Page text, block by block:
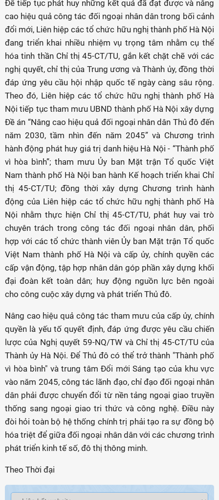
Để tiếp tục phát huy những kết quả đã đạt được và nâng
cao hiệu quả công tác đối ngoại nhân dân trong bối cảnh
đổi mới, Liên hiệp các tổ chức hữu nghị thành phố Hà Nội
đang triển khai nhiều nhiệm vụ trọng tâm nhằm cụ thể
hóa tinh thần Chỉ thị 45-CT/TU, gắn kết chặt chẽ với các
nghị quyết, chỉ thị của Trung ương và Thành ủy, đồng thời
đáp ứng yêu cầu hội nhập quốc tế ngày càng sâu rộng.
Theo đó, Liên hiệp các tổ chức hữu nghị thành phố Hà
Nội tiếp tục tham mưu UBND thành phố Hà Nội xây dựng
Đề án “Nâng cao hiệu quả đối ngoại nhân dân Thủ đô đến
năm 2030, tầm nhìn đến năm 2045” và Chương trình
hành động phát huy giá trị danh hiệu Hà Nội - “Thành phố
vì hòa bình”; tham mưu Ủy ban Mặt trận Tổ quốc Việt
Nam thành phố Hà Nội ban hành Kế hoạch triển khai Chỉ
thị 45-CT/TU; đồng thời xây dựng Chương trình hành
động của Liên hiệp các tổ chức hữu nghị thành phố Hà
Nội nhằm thực hiện Chỉ thị 45-CT/TU, phát huy vai trò
chuyên trách trong công tác đối ngoại nhân dân, phối
hợp với các tổ chức thành viên Ủy ban Mặt trận Tổ quốc
Việt Nam thành phố Hà Nội và cấp ủy, chính quyền các
cấp vận động, tập hợp nhân dân góp phần xây dựng khối
đại đoàn kết toàn dân; huy động nguồn lực bên ngoài
cho công cuộc xây dựng và phát triển Thủ đô.
Nâng cao hiệu quả công tác tham mưu của cấp ủy, chính
quyền là yếu tố quyết định, đáp ứng được yêu cầu chiến
lược của Nghị quyết 59-NQ/TW và Chỉ thị 45-CT/TU của
Thành ủy Hà Nội. Để Thủ đô có thể trở thành "Thành phố
vì hòa bình" và trung tâm Đổi mới Sáng tạo của khu vực
vào năm 2045, công tác lãnh đạo, chỉ đạo đối ngoại nhân
dân phải được chuyển đổi từ nền tảng ngoại giao truyền
thống sang ngoại giao tri thức và công nghệ. Điều này
đòi hỏi toàn bộ hệ thống chính trị phải tạo ra sự đồng bộ
hóa triệt để giữa đối ngoại nhân dân với các chương trình
phát triển kinh tế số, đô thị thông minh.
Theo Thời đại